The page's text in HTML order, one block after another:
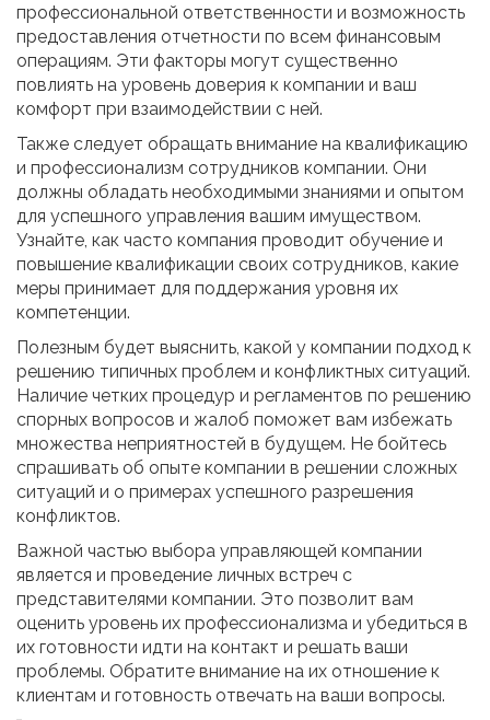
профессиональной ответственности и возможность
предоставления отчетности по всем финансовым
операциям. Эти факторы могут существенно
повлиять на уровень доверия к компании и ваш
комфорт при взаимодействии с ней.
Также следует обращать внимание на квалификацию
и профессионализм сотрудников компании. Они
должны обладать необходимыми знаниями и опытом
для успешного управления вашим имуществом.
Узнайте, как часто компания проводит обучение и
повышение квалификации своих сотрудников, какие
меры принимает для поддержания уровня их
компетенции.
Полезным будет выяснить, какой у компании подход к
решению типичных проблем и конфликтных ситуаций.
Наличие четких процедур и регламентов по решению
спорных вопросов и жалоб поможет вам избежать
множества неприятностей в будущем. Не бойтесь
спрашивать об опыте компании в решении сложных
ситуаций и о примерах успешного разрешения
конфликтов.
Важной частью выбора управляющей компании
является и проведение личных встреч с
представителями компании. Это позволит вам
оценить уровень их профессионализма и убедиться в
их готовности идти на контакт и решать ваши
проблемы. Обратите внимание на их отношение к
клиентам и готовность отвечать на ваши вопросы.